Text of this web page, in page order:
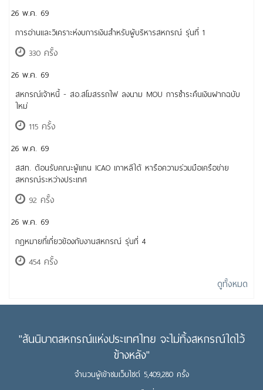
26 พ.ค. 69
การอ่านและวิเคราะห์งบการเงินสำหรับผู้บริหารสหกรณ์ รุ่นที่ 1
330 ครั้ง
26 พ.ค. 69
สหกรณ์เจ้าหนี้ - สอ.สโมสรรถไฟ ลงนาม MOU การชำระคืนเงินฝากฉบับ
ใหม่
115 ครั้ง
26 พ.ค. 69
สสท. ต้อนรับคณะผู้แทน ICAO เกาหลีใต้ หารือความร่วมมือเครือข่าย
สหกรณ์ระหว่างประเทศ
92 ครั้ง
26 พ.ค. 69
กฎหมายที่เกี่ยวข้องกับงานสหกรณ์ รุ่นที่ 4
454 ครั้ง
ดูทั้งหมด
"สันนิบาตสหกรณ์แห่งประเทศไทย จะไม่ทิ้งสหกรณ์ใดไว้
ข้างหลัง"
จำนวนผู้เข้าชมเว็บไซต์ 5,409,280 ครั้ง